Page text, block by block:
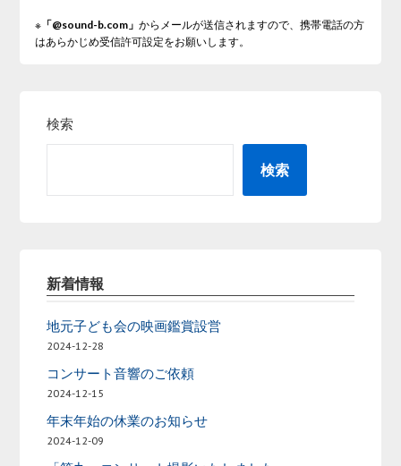
※「@sound-b.com」 からメールが送信されますので、携帯電話の方
はあらかじめ受信許可設定をお願いします。
検索
検索
新着情報
地元子ども会の映画鑑賞設営
2024-12-28
コンサート音響のご依頼
2024-12-15
年末年始の休業のお知らせ
2024-12-09